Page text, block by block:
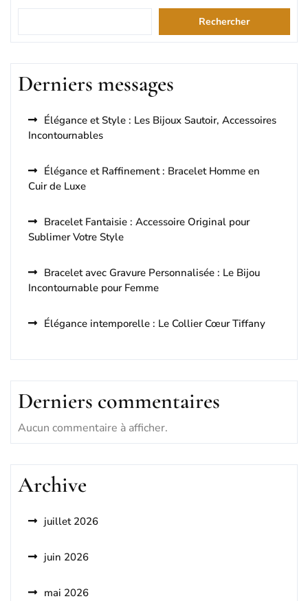
Rechercher
Derniers messages
Élégance et Style : Les Bijoux Sautoir, Accessoires
Incontournables
Élégance et Raffinement : Bracelet Homme en
Cuir de Luxe
Bracelet Fantaisie : Accessoire Original pour
Sublimer Votre Style
Bracelet avec Gravure Personnalisée : Le Bijou
Incontournable pour Femme
Élégance intemporelle : Le Collier Cœur Tiffany
Derniers commentaires
Aucun commentaire à afficher.
Archive
juillet 2026
juin 2026
mai 2026